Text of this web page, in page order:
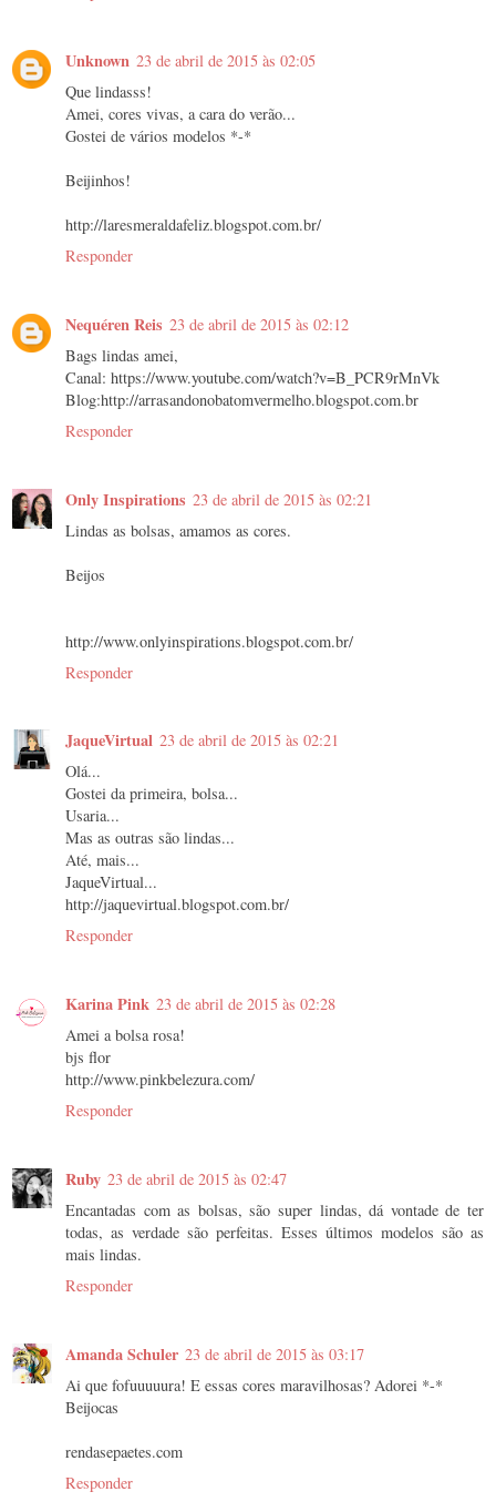
Unknown 23 de abril de 2015 às 02:05
Que lindasss!
Amei, cores vivas, a cara do verão...
Gostei de vários modelos *-*
Beijinhos!
http://laresmeraldafeliz.blogspot.com.br/
Responder
Nequéren Reis 23 de abril de 2015 às 02:12
Bags lindas amei,
Canal: https://www.youtube.com/watch?v=B_PCR9rMnVk
Blog:http://arrasandonobatomvermelho.blogspot.com.br
Responder
Only Inspirations 23 de abril de 2015 às 02:21
Lindas as bolsas, amamos as cores.
Beijos
http://www.onlyinspirations.blogspot.com.br/
Responder
JaqueVirtual 23 de abril de 2015 às 02:21
Olá...
Gostei da primeira, bolsa...
Usaria...
Mas as outras são lindas...
Até, mais...
JaqueVirtual...
http://jaquevirtual.blogspot.com.br/
Responder
Karina Pink 23 de abril de 2015 às 02:28
Amei a bolsa rosa!
bjs flor
http://www.pinkbelezura.com/
Responder
Ruby 23 de abril de 2015 às 02:47
Encantadas com as bolsas, são super lindas, dá vontade de ter
todas, as verdade são perfeitas. Esses últimos modelos são as
mais lindas.
Responder
Amanda Schuler 23 de abril de 2015 às 03:17
Ai que fofuuuuura! E essas cores maravilhosas? Adorei *-*
Beijocas
rendasepaetes.com
Responder